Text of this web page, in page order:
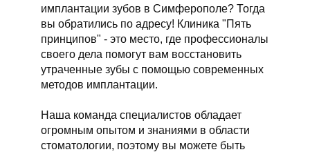
имплантации зубов в Симферополе? Тогда
вы обратились по адресу! Клиника "Пять
принципов" - это место, где профессионалы
своего дела помогут вам восстановить
утраченные зубы с помощью современных
методов имплантации.
Наша команда специалистов обладает
огромным опытом и знаниями в области
стоматологии, поэтому вы можете быть